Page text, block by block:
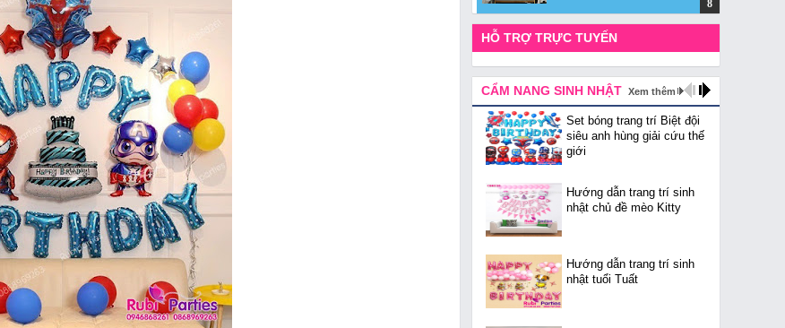
HỖ TRỢ TRỰC TUYẾN
CẨM NANG SINH NHẬT Xem thêm
Set bóng trang trí Biệt đội
siêu anh hùng giải cứu thế
giới
Hướng dẫn trang trí sinh
nhật chủ đề mèo Kitty
Hướng dẫn trang trí sinh
nhật tuổi Tuất